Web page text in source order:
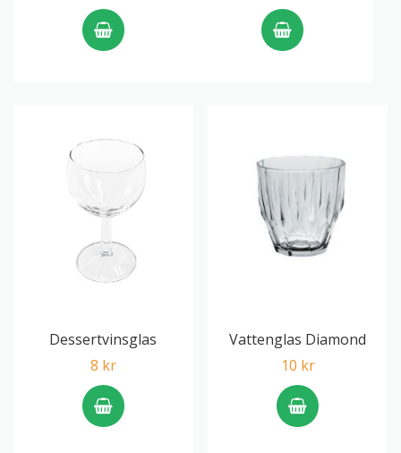
Dessertvinsglas
8 kr
Vattenglas Diamond
10 kr